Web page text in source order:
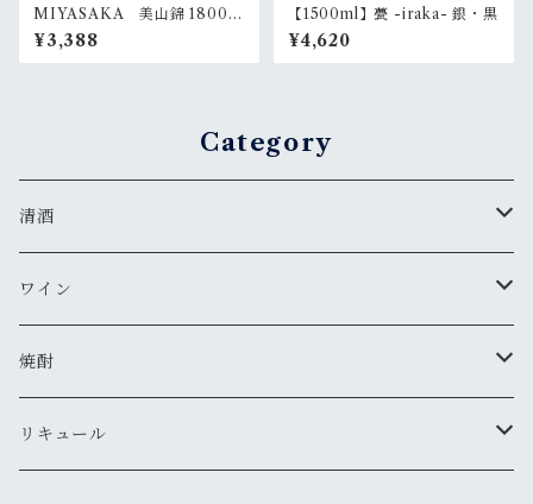
MIYASAKA 美山錦 1800m
l¥3,388
【1500ml】甍 -iraka- 銀・黒
¥4,620
Category
清酒
MIYASAKA
真澄
夜明け前
ワイン
ドメーヌ・コーセイ
安曇野ワイナリー
焼酎
千曲錦・帰山
リキュール